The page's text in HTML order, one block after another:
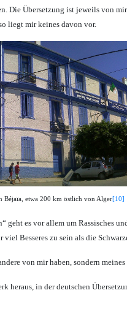
Die Übersetzung ist jeweils von
liegt mir keines davon vor.
Béjaïa, etwa 200 km östlich von Alger[10]
geht es vor allem um Rassisches
Besseres zu sein als die
von mir haben, sondern meines
heraus, in der deutschen